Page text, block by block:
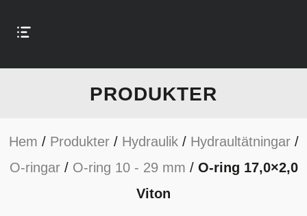
PRODUKTER
Hem / Produkter/ Hydraulik/ Hydraultätningar/
O-ringar/ O-ring 10 - 29 mm / O-ring 17,0×2,0
Viton